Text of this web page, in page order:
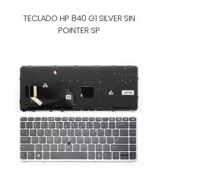
TECLADO HP 840 G1 SILVER SIN
POINTER SP